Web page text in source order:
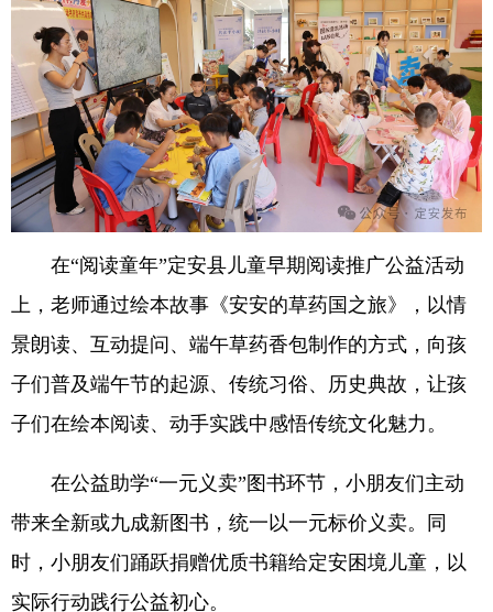
在“阅读童年”定安县儿童早期阅读推广公益活动
上，老师通过绘本故事《安安的草药国之旅》，以情
景朗读、互动提问、端午草药香包制作的方式，向孩
子们普及端午节的起源、传统习俗、历史典故，让孩
子们在绘本阅读、动手实践中感悟传统文化魅力。
在公益助学“一元义卖”图书环节，小朋友们主动
带来全新或九成新图书，统一以一元标价义卖。同
时，小朋友们踊跃捐赠优质书籍给定安困境儿童，以
实际行动践行公益初心。